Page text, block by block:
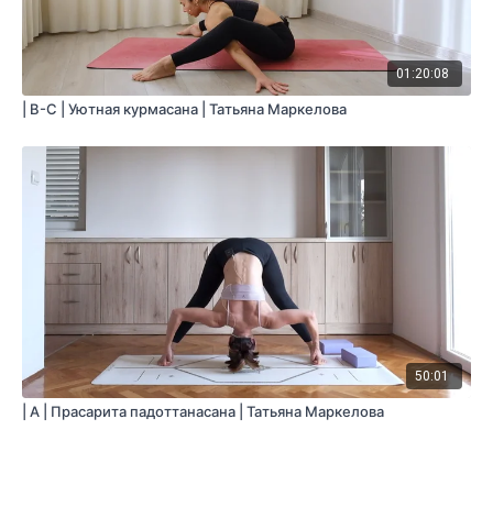
01:20:08
| B-C | Уютная курмасана | Татьяна Маркелова
50:01
| А | Прасарита падоттанасана | Татьяна Маркелова